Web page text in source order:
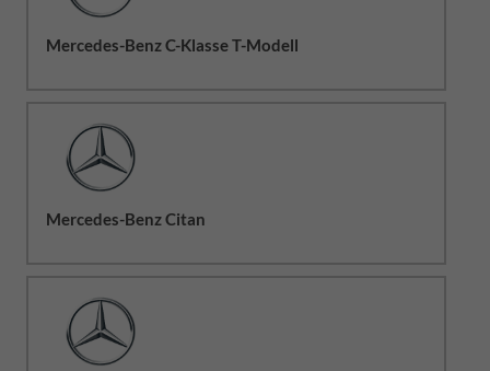
Mercedes-Benz C-Klasse T-Modell
Mercedes-Benz Citan